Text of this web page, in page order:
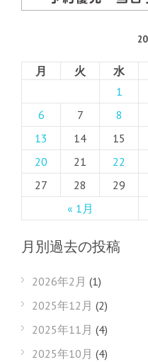
月 火 水
« 1月
1
6
7 8
13
14 15
20
21 22
27
28 29
月別過去の投稿
2026年2月 (1)
2025年12月 (2)
2025年11月 (4)
2025年10月 (4)